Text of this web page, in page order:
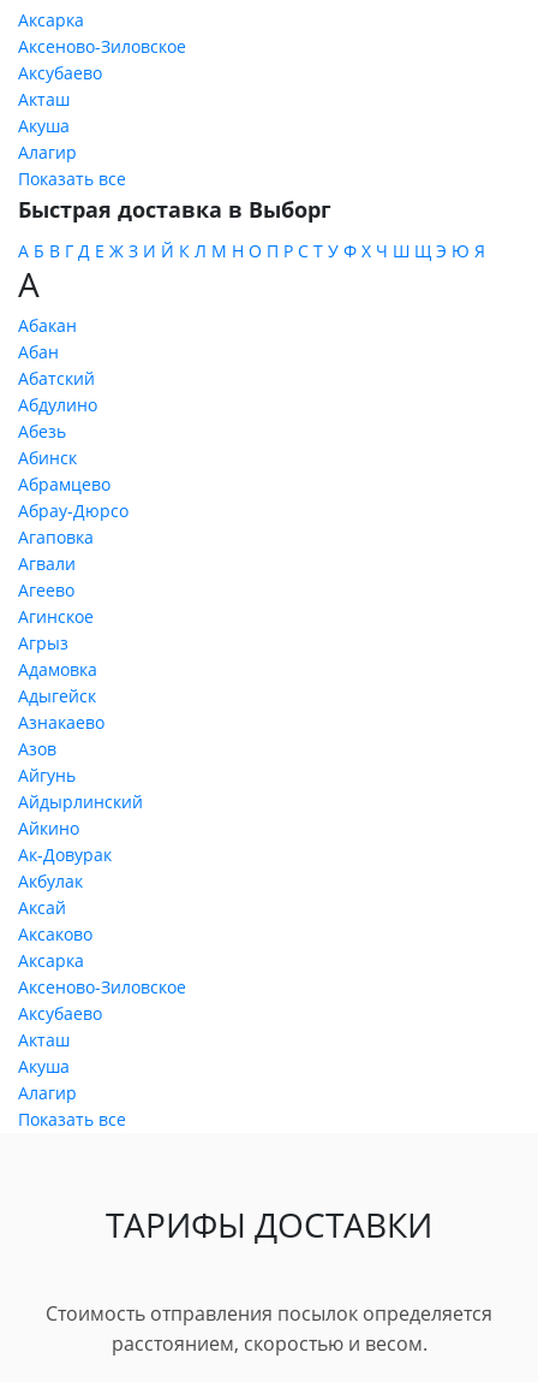
Аксарка
Аксеново-Зиловское
Аксубаево
Акташ
Акуша
Алагир
Показать все
Быстрая доставка в Выборг
А Б В Г Д Е Ж З И Й К Л М Н О П Р С Т У Ф Х Ч Ш Щ Э Ю Я
А
Абакан
Абан
Абатский
Абдулино
Абезь
Абинск
Абрамцево
Абрау-Дюрсо
Агаповка
Агвали
Агеево
Агинское
Агрыз
Адамовка
Адыгейск
Азнакаево
Азов
Айгунь
Айдырлинский
Айкино
Ак-Довурак
Акбулак
Аксай
Аксаково
Аксарка
Аксеново-Зиловское
Аксубаево
Акташ
Акуша
Алагир
Показать все
ТАРИФЫ ДОСТАВКИ
Стоимость отправления посылок определяется
расстоянием, скоростью и весом.